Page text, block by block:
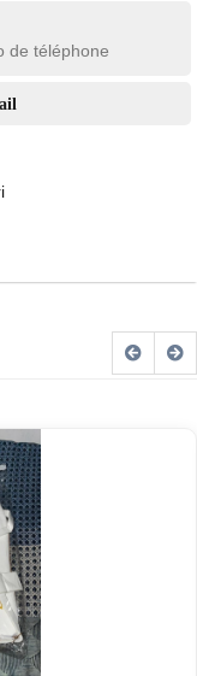
de téléphone